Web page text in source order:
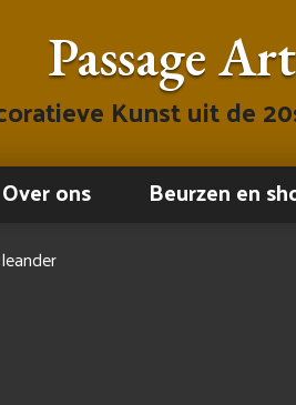
Passage
Kunst uit de
Over ons Beurzen en